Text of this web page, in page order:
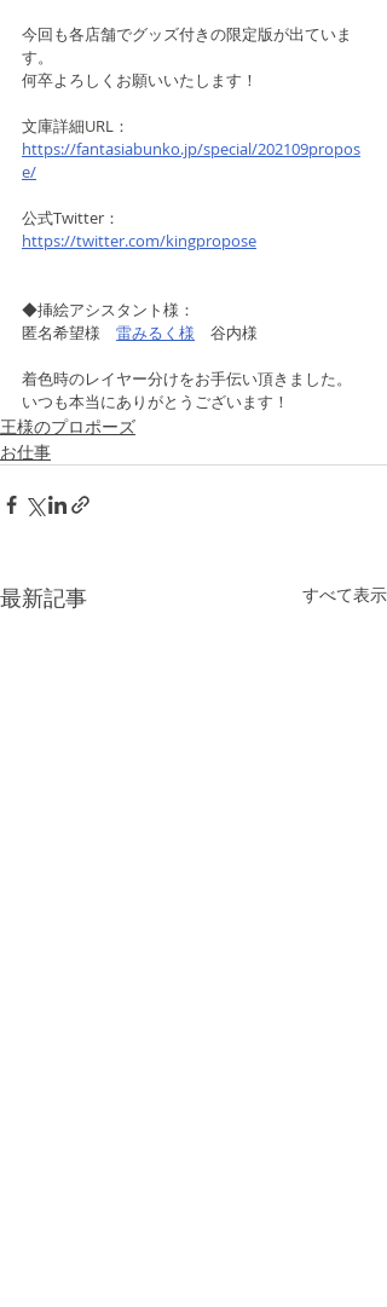
今回も各店舗でグッズ付きの限定版が出ていま
す。
何卒よろしくお願いいたします！
文庫詳細URL：
https://fantasiabunko.jp/special/202109propos
e/
公式Twitter：
https://twitter.com/kingpropose
◆挿絵アシスタント様：
匿名希望様 雷みるく様 谷内様
着色時のレイヤー分けをお手伝い頂きました。
いつも本当にありがとうございます！
王様のプロポーズ
お仕事
最新記事 すべて表示